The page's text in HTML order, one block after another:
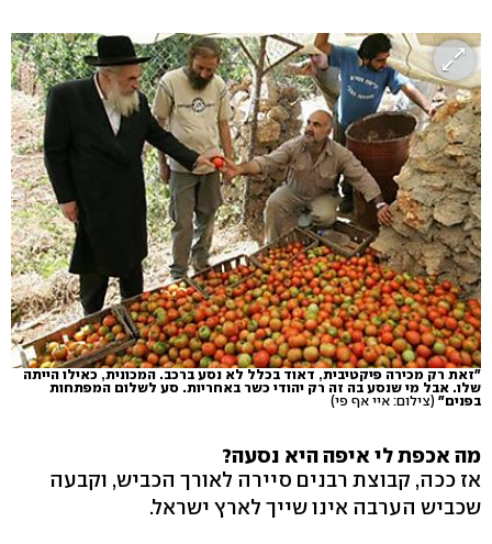
"זאת רק מכירה פיקטיבית, דאוד בכלל לא נסע ברכב. המכונית, כאילו הייתה
שלו. אבל מי שנסע בה זה רק יהודי כשר באחריות. סע לשלום המפתחות
בפנים" (צילום: איי אף פי)
מה אכפת לי איפה היא נסעה?
אז ככה, קבוצת רבנים סיירה לאורך הכביש, וקבעה
שכביש הערבה אינו שייך לארץ ישראל.